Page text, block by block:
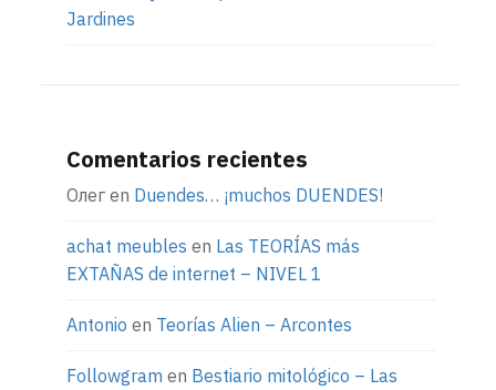
Jardines
Comentarios recientes
Олег en Duendes… ¡muchos DUENDES!
achat meubles en Las TEORÍAS más
EXTAÑAS de internet – NIVEL 1
Antonio en Teorías Alien – Arcontes
Followgram en Bestiario mitológico – Las